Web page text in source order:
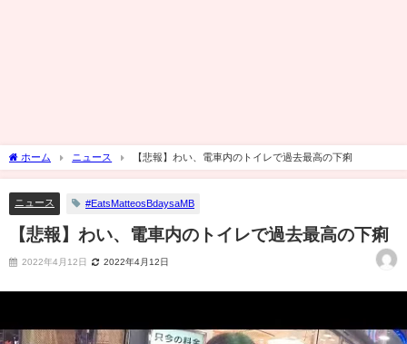
ホーム ニュース 【悲報】わい、電車内のトイレで過去最高の下痢
ニュース #EatsMatteosBdaysaMB
【悲報】わい、電車内のトイレで過去最高の下痢
2022年4月12日 2022年4月12日